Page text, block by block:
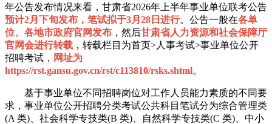
年公告发布情况来看，甘肃省2026年上半年事业单位联考公告
预计2月下旬发布，笔试拟于3月28日进行。公告一般在各单
位、各地市政府官网发布 ，然后甘肃省人力资源和社会保障厅
官网会进行转载 ，转载栏目为首页>人事考试>事业单位公开
招聘考试， 网址为
https://rst.gansu.gov.cn/rst/c113810/rsks.shtml。
基于事业单位不同招聘岗位对工作人员能力素质的不同要
求，事业单位公开招聘分类考试公共科目笔试分为综合管理类
(A 类)、社会科学专技类(B 类)、自然科学专技类(C 类)、中小